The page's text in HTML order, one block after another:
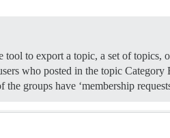
to export a topic, a set of topics,
who posted in the topic Category
the groups have ‘membership